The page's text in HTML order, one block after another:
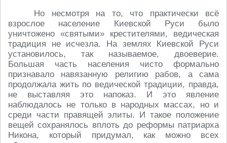
Но несмотря на то, что практически всё
взрослое население Киевской Руси было
уничтожено «святыми» крестителями, ведическая
традиция не исчезла. На землях Киевской Руси
установилось, так называемое, двоеверие.
Большая часть населения чисто формально
признавало навязанную религию рабов, а сама
продолжала жить по ведической традиции, правда,
не выставляя это напоказ. И это явление
наблюдалось не только в народных массах, но и
среди части правящей элиты. И такое положение
вещей сохранялось вплоть до реформы патриарха
Никона, который придумал, как можно всех